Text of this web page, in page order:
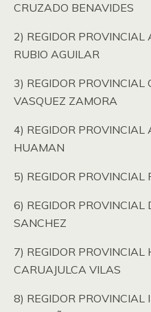
CRUZADO BENAVIDES
2) REGIDOR PROVINCIAL
RUBIO AGUILAR
3) REGIDOR PROVINCIAL
VASQUEZ ZAMORA
4) REGIDOR PROVINCIAL
HUAMAN
5) REGIDOR PROVINCIAL
6) REGIDOR PROVINCIAL
SANCHEZ
7) REGIDOR PROVINCIAL
CARUAJULCA VILAS
8) REGIDOR